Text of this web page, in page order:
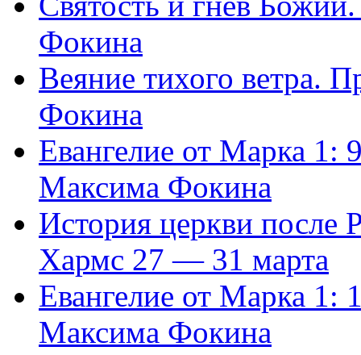
Фокина
Веяние тихого ветра.
Фокина
Евангелие от Марка 1:
Максима Фокина
История церкви
Хармс 27 — 31 марта
Евангелие от Марка 1:
Максима Фокина